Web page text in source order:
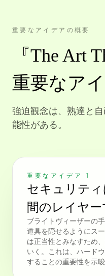
重要なアイデアの概要
『The Art
重要なア
強迫観念は、熟達と
能性がある。
重要なアイデア 1
セキュリテ
間のレイヤー
ブライトヴィーザーの
道具を隠せるようにス
は正当性とみなすため
いく。これは、ハード
することの重要性を示唆